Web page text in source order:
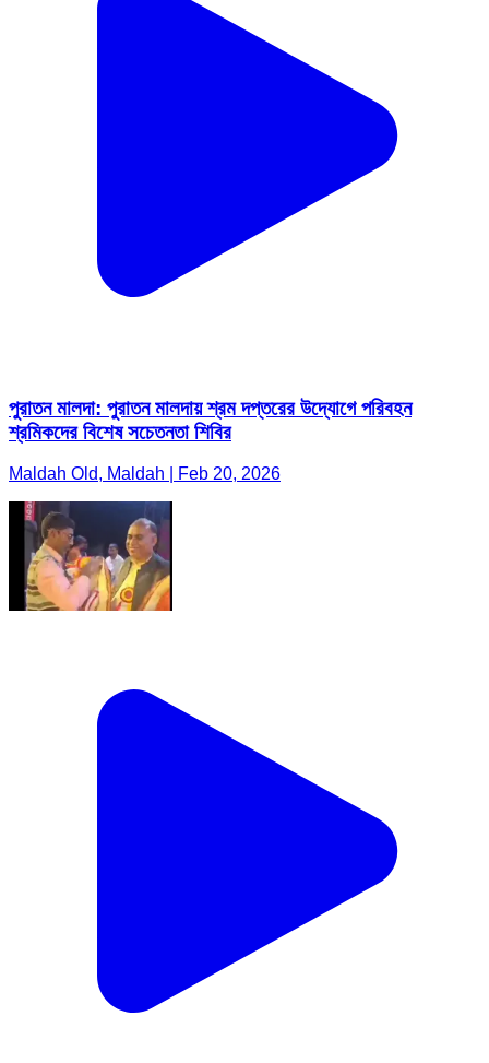
পুরাতন মালদা: পুরাতন মালদায় শ্রম দপ্তরের উদ্যোগে পরিবহন
শ্রমিকদের বিশেষ সচেতনতা শিবির
Maldah Old, Maldah | Feb 20, 2026